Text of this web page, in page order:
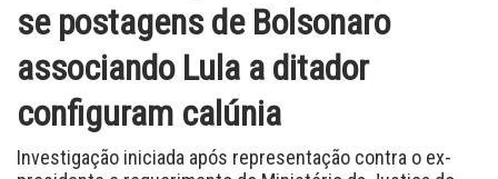
se postagens de Bolsonaro
associando Lula a ditador
configuram calúnia
Investigação iniciada após representação contra o ex-